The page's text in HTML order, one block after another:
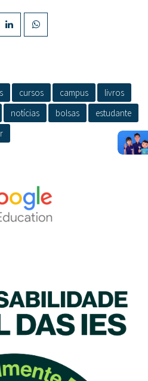
cursos campus
livros
notícias bolsas
estudante